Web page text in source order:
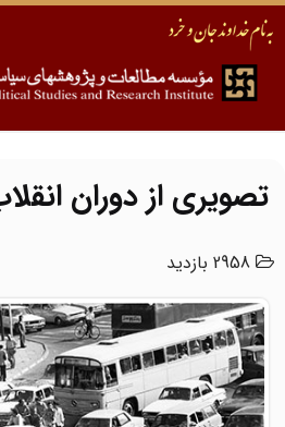
تصویری از دوران انقلاب
2958 بازدید